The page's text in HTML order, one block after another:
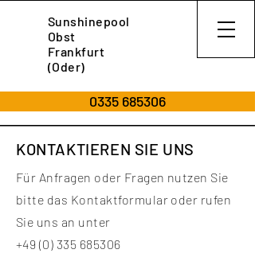
Sunshinepool
Obst
Frankfurt
(Oder)
0335 685306
KONTAKTIEREN SIE UNS
Für Anfragen oder Fragen nutzen Sie
bitte das Kontaktformular oder rufen
Sie uns an unter
+49 (0) 335 685306